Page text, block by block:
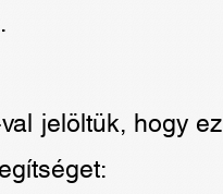
jelöltük, hogy